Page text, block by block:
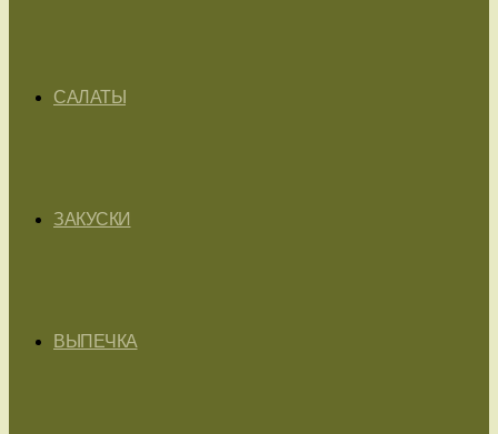
САЛАТЫ
ЗАКУСКИ
ВЫПЕЧКА